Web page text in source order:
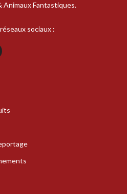
Animaux Fantastiques.
sociaux :